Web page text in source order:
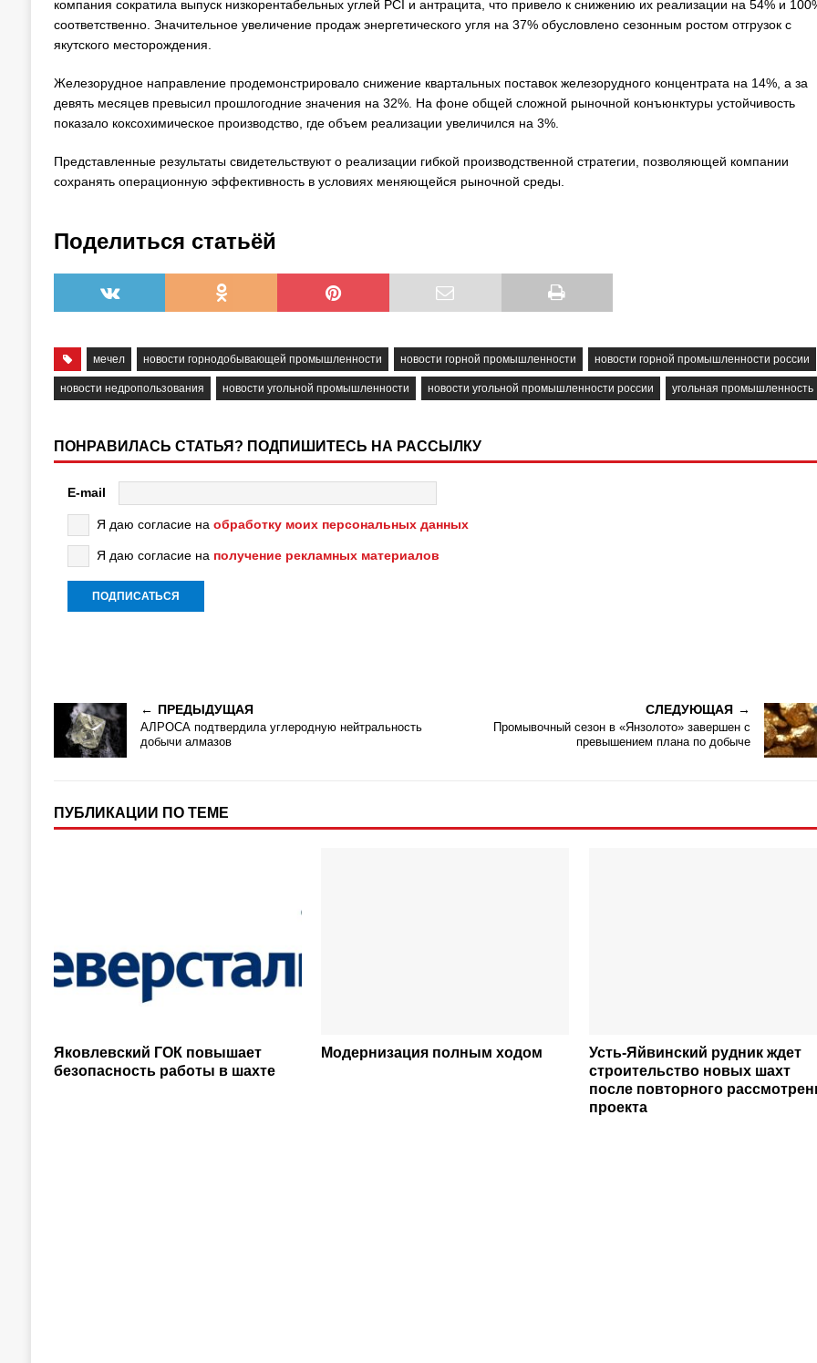
компания сократила выпуск низкорентабельных углей PCI и антрацита, что привело к снижению их реализации на 54% и
соответственно. Значительное увеличение продаж энергетического угля на 37% обусловлено сезонным ростом отгрузок с
якутского месторождения.
Железорудное направление продемонстрировало снижение квартальных поставок железорудного концентрата на 14%, а за
девять месяцев превысил прошлогодние значения на 32%. На фоне общей сложной рыночной конъюнктуры устойчивость
показало коксохимическое производство, где объем реализации увеличился на 3%.
Представленные результаты свидетельствуют о реализации гибкой производственной стратегии, позволяющей компании
сохранять операционную эффективность в условиях меняющейся рыночной среды.
Поделиться статьёй
мечел новости горнодобывающей промышленности новости горной промышленности новости горной промышленности россии
новости недропользования новости угольной промышленности новости угольной промышленности россии угольная промышленность
ПОНРАВИЛАСЬ СТАТЬЯ? ПОДПИШИТЕСЬ НА РАССЫЛКУ
E-mail
Я даю согласие на обработку моих персональных данных
Я даю согласие на получение рекламных материалов
ПРЕДЫДУЩАЯ
АЛРОСА подтвердила углеродную нейтральность
добычи алмазов
СЛЕДУЮЩАЯ
Промывочный сезон в «Янзолото» завершен с
превышением плана по добыче
ПУБЛИКАЦИИ ПО ТЕМЕ
Яковлевский ГОК повышает
безопасность работы в шахте
Модернизация полным ходом
Усть-Яйвинский рудник ждет
строительство новых шахт
после повторного
проекта